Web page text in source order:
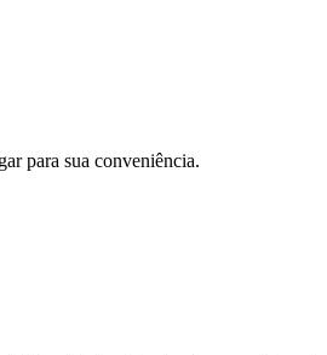
para sua conveniência.